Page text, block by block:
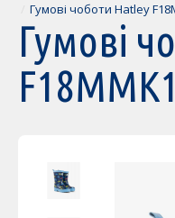
Гумові чоботи Hatley
Гумові